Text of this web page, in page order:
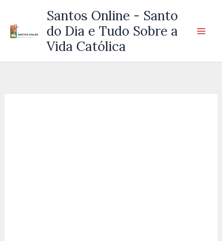
Santos Online - Santo
do Dia e Tudo Sobre a
Vida Católica